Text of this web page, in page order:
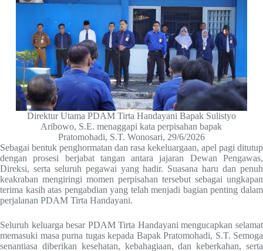
Direktur Utama PDAM Tirta Handayani Bapak Sulistyo
Aribowo, S.E. menaggapi kata perpisahan bapak
Pratomohadi, S.T. Wonosari, 29/6/2026
Sebagai bentuk penghormatan dan rasa kekeluargaan, apel pagi ditutup
dengan prosesi berjabat tangan antara jajaran Dewan Pengawas,
Direksi, serta seluruh pegawai yang hadir. Suasana haru dan penuh
keakraban mengiringi momen perpisahan tersebut sebagai ungkapan
terima kasih atas pengabdian yang telah menjadi bagian penting dalam
perjalanan PDAM Tirta Handayani.
Seluruh keluarga besar PDAM Tirta Handayani mengucapkan selamat
memasuki masa purna tugas kepada Bapak Pratomohadi, S.T. Semoga
senantiasa diberikan kesehatan, kebahagiaan, dan keberkahan, serta